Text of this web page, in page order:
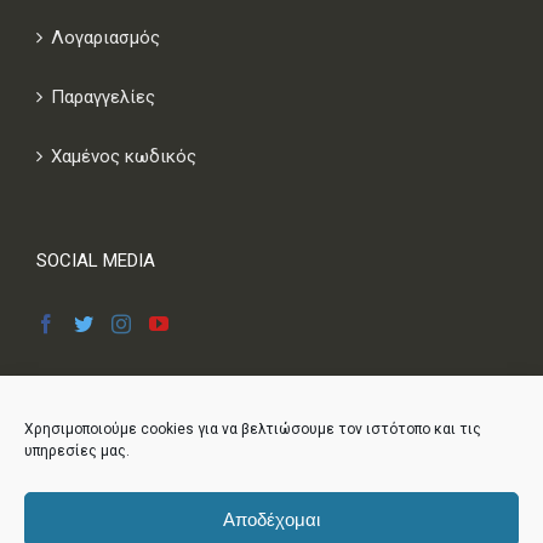
Χρησιμοποιούμε cookies για να βελτιώσουμε τον ιστότοπο και τις
υπηρεσίες μας.
Αποδέχομαι
και δράσεις
Λογαριασμός
Παραγγελίες
Χαμένος κωδικός
SOCIAL MEDIA